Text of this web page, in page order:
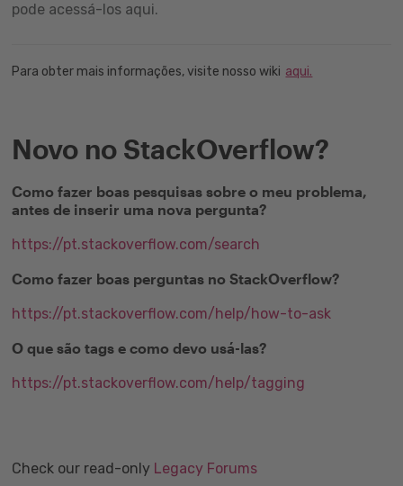
pode acessá-los aqui.
Para obter mais informações, visite nosso wiki aqui.
Novo no StackOverflow?
Como fazer boas pesquisas sobre o meu problema,
antes de inserir uma nova pergunta?
https://pt.stackoverflow.com/search
Como fazer boas perguntas no StackOverflow?
https://pt.stackoverflow.com/help/how-to-ask
O que são tags e como devo usá-las?
https://pt.stackoverflow.com/help/tagging
Check our read-only Legacy Forums